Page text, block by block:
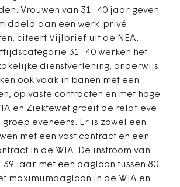
Vrouwen van 31–40 jaar geven
aan een werk-privé
citeert Vijlbrief uit de NEA.
31–40 werken het
dienstverlening, onderwijs
ook vaak in banen met een
op vaste contracten en met hoge
en Ziektewet groeit de relatieve
eveneens. Er is zowel een
met een vast contract en een
in de WIA. De instroom van
39 jaar met een dagloon tussen 80-
maximumdagloon in de WIA en